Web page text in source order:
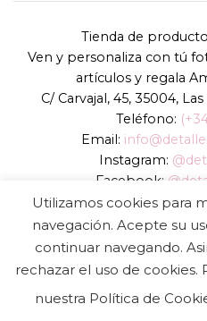
Tienda de
Ven y personaliza con tú
artículos y regala
C/ Carvajal, 45, 35004,
Teléfono:
Email:
Instagram:
Facebook:
TikTok:
Página web:
Copyright 2026 ©
Utilizamos cookies para
navegación. Acepte su
continuar navegando.
rechazar el uso de cookies.
nuestra Política de